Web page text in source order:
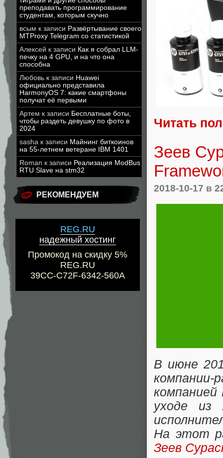
преподавать программирование
студентам, которым скучно
всым к записи Развёртывание своего
MTProxy Telegram со статистикой
Алексей к записи Как я собрал LLM-
печку на 4 GPU, и на что она
способна
Любовь к записи Huawei
официально представила
HarmonyOS 7: какие смартфоны
получат её первыми
Артем к записи Бесплатные боты,
чтобы раздеть девушку по фото в
2024
sasha к записи Майнинг биткоинов
на 55-летнем ветеране IBM 1401
Roman к записи Реализация ModBus
RTU Slave на stm32
РЕКОМЕНДУЕМ
REG.RU
надежный хостинг
Промокод на скидку 5%
REG.RU
39CC-C72F-6342-560A
Читать
Зеев
2018-10-17 в
В июне
компании-
компанией
уходе
На этот
Зеев